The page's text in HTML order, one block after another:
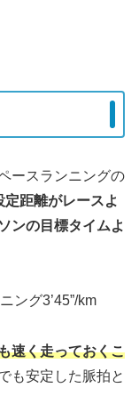
ースランニングの
定距離がレースよ
ンの目標タイムよ
ング3’45”/km
速く走っておくこ
も安定した脈拍と